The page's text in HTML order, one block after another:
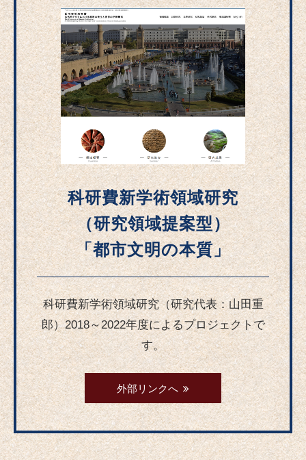
科研費新学術領域研究
（研究領域提案型）
「都市文明の本質」
科研費新学術領域研究（研究代表：山田重
郎）2018～2022年度によるプロジェクトで
す。
外部リンクへ